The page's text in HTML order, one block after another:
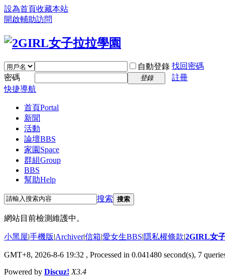
設為首頁收藏本站
開啟輔助訪問
自動登錄 找回密碼
密碼
登錄
註冊
快捷導航
首頁Portal
新聞
活動
論壇BBS
家園 Space
群組Group
BBS
幫助Help
搜索 搜索
網站目前檢測維護中。
小黑屋|手機版|Archiver|信箱|愛女生BBS|隱私權條款|2GIRL女
GMT+8, 2026-8-6 19:32 , Processed in 0.041480 second(s), 7
Powered by Discuz! X3.4